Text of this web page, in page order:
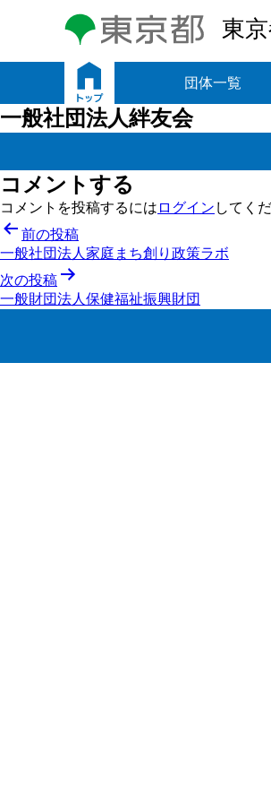
東
団体一覧
一般社団法人絆友会
コメントする
コメントを投稿するには ログイン してく
投
稿
ナ
ビ
前の投稿
一般社団法人家庭まち創り政策ラボ
次の投稿
一般財団法人保健福祉振興財団